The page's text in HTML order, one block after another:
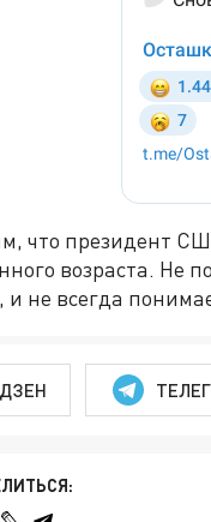
что президент
возраста. Не
и не всегда
ДЗЕН